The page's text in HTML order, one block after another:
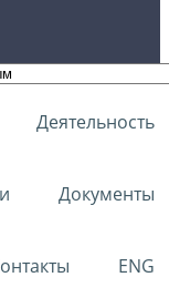
Деятельность
Документы
ENG